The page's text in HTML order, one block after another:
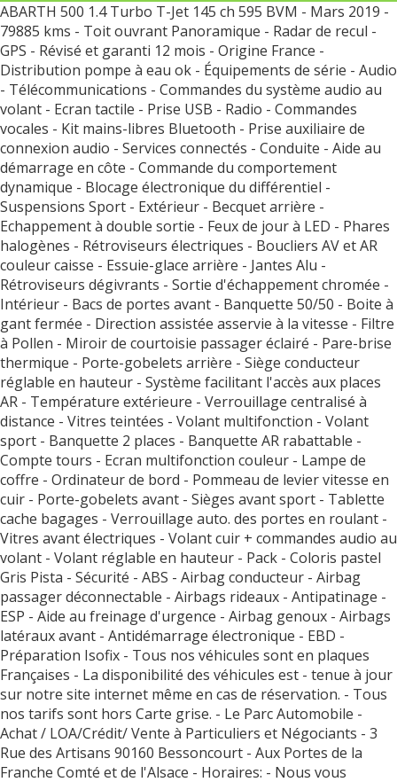
ABARTH 500 1.4 Turbo T-Jet 145 ch 595 BVM - Mars 2019 -
79885 kms - Toit ouvrant Panoramique - Radar de recul -
GPS - Révisé et garanti 12 mois - Origine France -
Distribution pompe à eau ok - Équipements de série - Audio
- Télécommunications - Commandes du système audio au
volant - Ecran tactile - Prise USB - Radio - Commandes
vocales - Kit mains-libres Bluetooth - Prise auxiliaire de
connexion audio - Services connectés - Conduite - Aide au
démarrage en côte - Commande du comportement
dynamique - Blocage électronique du différentiel -
Suspensions Sport - Extérieur - Becquet arrière -
Echappement à double sortie - Feux de jour à LED - Phares
halogènes - Rétroviseurs électriques - Boucliers AV et AR
couleur caisse - Essuie-glace arrière - Jantes Alu -
Rétroviseurs dégivrants - Sortie d'échappement chromée -
Intérieur - Bacs de portes avant - Banquette 50/50 - Boite à
gant fermée - Direction assistée asservie à la vitesse - Filtre
à Pollen - Miroir de courtoisie passager éclairé - Pare-brise
thermique - Porte-gobelets arrière - Siège conducteur
réglable en hauteur - Système facilitant l'accès aux places
AR - Température extérieure - Verrouillage centralisé à
distance - Vitres teintées - Volant multifonction - Volant
sport - Banquette 2 places - Banquette AR rabattable -
Compte tours - Ecran multifonction couleur - Lampe de
coffre - Ordinateur de bord - Pommeau de levier vitesse en
cuir - Porte-gobelets avant - Sièges avant sport - Tablette
cache bagages - Verrouillage auto. des portes en roulant -
Vitres avant électriques - Volant cuir + commandes audio au
volant - Volant réglable en hauteur - Pack - Coloris pastel
Gris Pista - Sécurité - ABS - Airbag conducteur - Airbag
passager déconnectable - Airbags rideaux - Antipatinage -
ESP - Aide au freinage d'urgence - Airbag genoux - Airbags
latéraux avant - Antidémarrage électronique - EBD -
Préparation Isofix - Tous nos véhicules sont en plaques
Françaises - La disponibilité des véhicules est - tenue à jour
sur notre site internet même en cas de réservation. - Tous
nos tarifs sont hors Carte grise. - Le Parc Automobile -
Achat / LOA/Crédit/ Vente à Particuliers et Négociants - 3
Rue des Artisans 90160 Bessoncourt - Aux Portes de la
Franche Comté et de l'Alsace - Horaires: - Nous vous